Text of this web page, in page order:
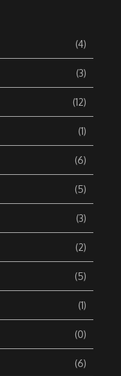
(4)
(3)
(12)
(1)
(6)
(5)
(3)
(2)
(5)
(1)
(0)
(6)